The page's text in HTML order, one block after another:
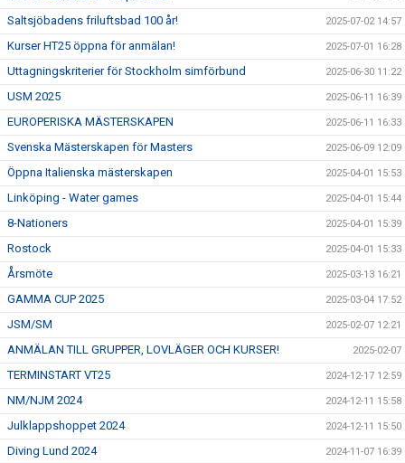
Saltsjöbadens friluftsbad 100 år! 2025-07-02 14:57
Kurser HT25 öppna för anmälan! 2025-07-01 16:28
Uttagningskriterier för Stockholm simförbund 2025-06-30 11:22
USM 2025 2025-06-11 16:39
EUROPERISKA MÄSTERSKAPEN 2025-06-11 16:33
Svenska Mästerskapen för Masters 2025-06-09 12:09
Öppna Italienska mästerskapen 2025-04-01 15:53
Linköping - Water games 2025-04-01 15:44
8-Nationers 2025-04-01 15:39
Rostock 2025-04-01 15:33
Årsmöte 2025-03-13 16:21
GAMMA CUP 2025 2025-03-04 17:52
JSM/SM 2025-02-07 12:21
ANMÄLAN TILL GRUPPER, LOVLÄGER OCH KURSER! 2025-02-07
TERMINSTART VT25 2024-12-17 12:59
NM/NJM 2024 2024-12-11 15:58
Julklappshoppet 2024 2024-12-11 15:50
Diving Lund 2024 2024-11-07 16:39